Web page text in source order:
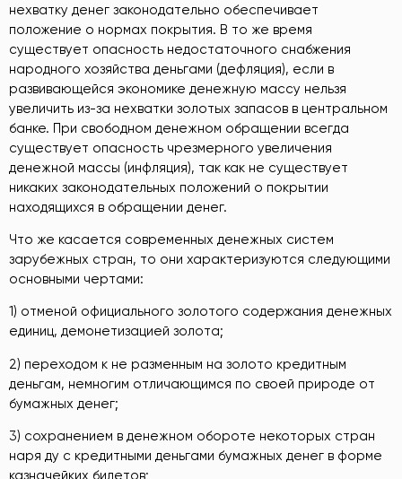
нехватку денег законодательно обеспечивает
положение о нормах покрытия. В то же время
существует опасность недостаточного снабжения
народного хозяйства деньгами (дефляция), если в
развивающейся экономике денежную массу нельзя
увеличить из-за нехватки золотых запасов в центральном
банке. При свободном денежном обращении всегда
существует опасность чрезмерного увеличения
денежной массы (инфляция), так как не существует
никаких законодательных положений о покрытии
находящихся в обращении денег.
Что же касается современных денежных систем
зарубежных стран, то они характеризуются следующими
основными чертами:
1) отменой официального золотого содержания денежных
единиц, демонетизацией золота;
2) переходом к не разменным на золото кредитным
деньгам, немногим отличающимся по своей природе от
бумажных денег;
3) сохранением в денежном обороте некоторых стран
наря ду с кредитными деньгами бумажных денег в форме
казначейких билетов;